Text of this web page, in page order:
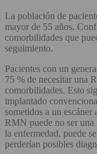
La población de
mayor de 55 años.
comorbilidades que
seguimiento.
Pacientes con un
75 % de necesitar una
comorbilidades. Esto
implantado
sometidos a un escáner
RMN puede no ser
la enfermedad, puede
perderían posibles